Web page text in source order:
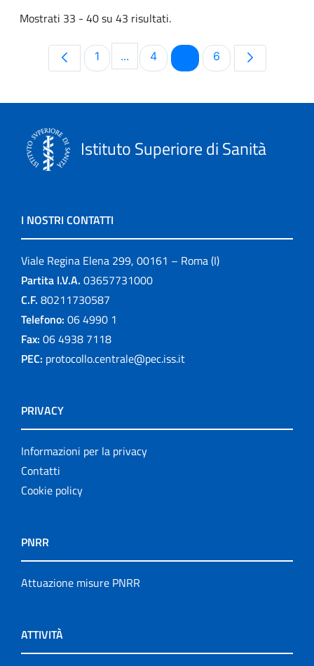
Mostrati 33 - 40 su 43 risultati.
Pagina
1 ...Pagine intermedie Use TAB to
Pagina
4 PaginaPagina
6
Istituto Superiore di Sanità
I NOSTRI CONTATTI
Viale Regina Elena 299, 00161 – Roma (I)
Partita I.V.A. 03657731000
C.F. 80211730587
Telefono: 06 4990 1
Fax: 06 4938 7118
PEC: protocollo.centrale@pec.iss.it
PRIVACY
Informazioni per la privacy
Contatti
Cookie policy
PNRR
Attuazione misure PNRR
ATTIVITÀ